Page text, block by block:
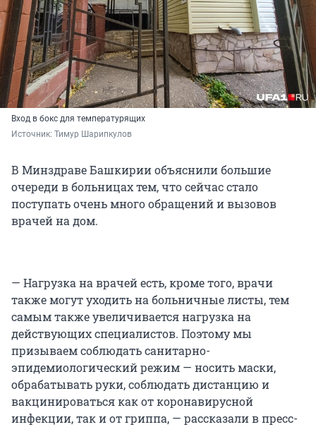
Вход в бокс для температурящих
Источник: Тимур Шарипкулов
В Минздраве Башкирии объяснили большие
очереди в больницах тем, что сейчас стало
поступать очень много обращений и вызовов
врачей на дом.
— Нагрузка на врачей есть, кроме того, врачи
также могут уходить на больничные листы, тем
самым также увеличивается нагрузка на
действующих специалистов. Поэтому мы
призываем соблюдать санитарно-
эпидемиологический режим — носить маски,
обрабатывать руки, соблюдать дистанцию и
вакцинироваться как от коронавирусной
инфекции, так и от гриппа, — рассказали в пресс-